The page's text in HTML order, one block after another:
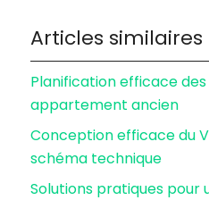
Articles similaires
Planification efficace
appartement ancien
Conception efficace du
schéma technique
Solutions pratiques pour